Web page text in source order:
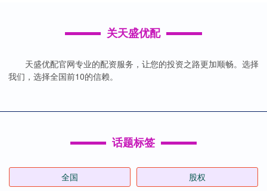
关天盛优配
天盛优配官网专业的配资服务，让您的投资之路更加顺畅。选择
我们，选择全国前10的信赖。
话题标签
全国 股权